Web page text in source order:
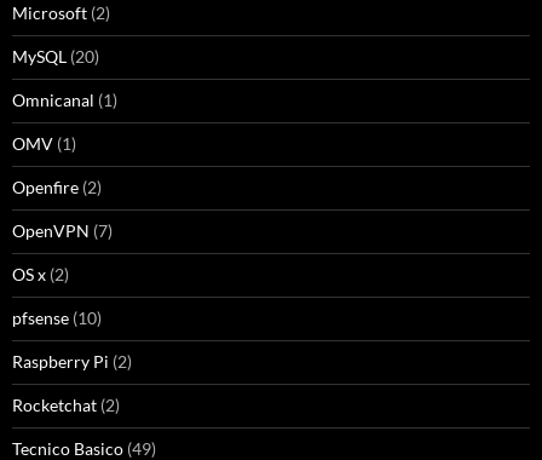
Microsoft (2)
MySQL (20)
Omnicanal (1)
OMV (1)
Openfire (2)
OpenVPN (7)
OS x (2)
pfsense (10)
Raspberry Pi (2)
Rocketchat (2)
Tecnico Basico (49)